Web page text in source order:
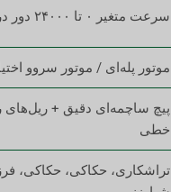
سرعت متغیر ۰ تا ۲۴۰۰۰ دور در دقیقه
موتور پله‌ای / موتور سروو
پیچ ساچمه‌ای دقیق + ریل‌های
خطی
تراشکاری، حکاکی، حکاکی،